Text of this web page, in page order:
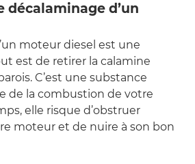
décalaminage d’un
moteur diesel est une
est de retirer la calamine
C’est une substance
de la combustion de votre
elle risque d’obstruer
moteur et de nuire à son bon